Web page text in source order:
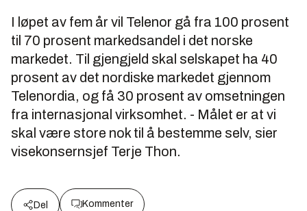
I løpet av fem år vil Telenor gå fra 100 prosent
til 70 prosent markedsandel i det norske
markedet. Til gjengjeld skal selskapet ha 40
prosent av det nordiske markedet gjennom
Telenordia, og få 30 prosent av omsetningen
fra internasjonal virksomhet. - Målet er at vi
skal være store nok til å bestemme selv, sier
visekonsernsjef Terje Thon.
Del Kommenter